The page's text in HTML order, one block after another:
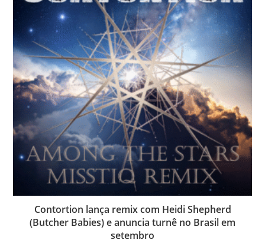
Contortion lança remix com Heidi Shepherd
(Butcher Babies) e anuncia turnê no Brasil em
setembro